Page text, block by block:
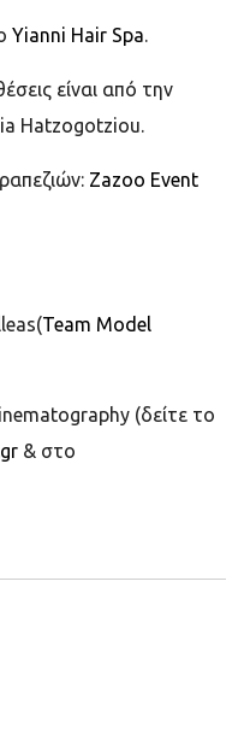
Yianni Hair Spa.
είναι από την
Hatzogotziou.
Zazoo Event
Team Model
(δείτε το
& στο